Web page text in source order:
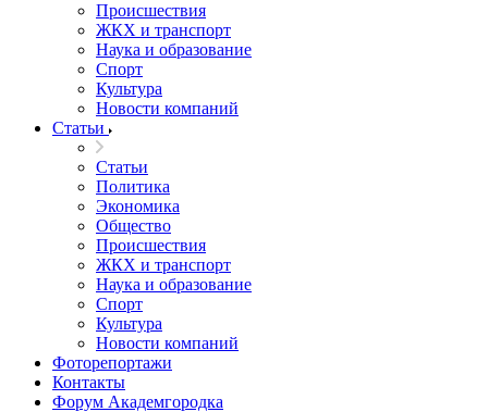
Происшествия
ЖКХ и транспорт
Наука и образование
Спорт
Культура
Новости компаний
Статьи
Статьи
Политика
Экономика
Общество
Происшествия
ЖКХ и транспорт
Наука и образование
Спорт
Культура
Новости компаний
Фоторепортажи
Контакты
Форум Академгородка